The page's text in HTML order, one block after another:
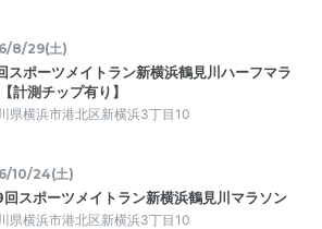
8/29(土)
スポーツメイトラン新横浜鶴見川ハーフマラ
計測チップ有り】
県横浜市港北区新横浜3丁目10
10/24(土)
スポーツメイトラン新横浜鶴見川マラソン
県横浜市港北区新横浜3丁目10